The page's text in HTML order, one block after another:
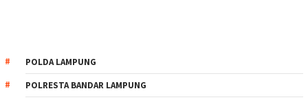
POLDA LAMPUNG
POLRESTA BANDAR LAMPUNG